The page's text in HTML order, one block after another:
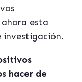
esta
investigación.
hacer de